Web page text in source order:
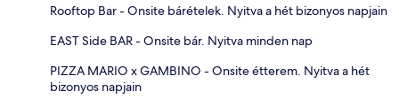
Rooftop Bar - Onsite bárételek. Nyitva a hét bizonyos napjain
EAST Side BAR - Onsite bár. Nyitva minden nap
PIZZA MARIO x GAMBINO - Onsite étterem. Nyitva a hét
bizonyos napjain